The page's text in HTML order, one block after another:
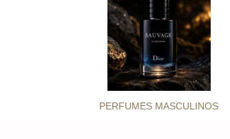
PERFUMES MASCULINOS